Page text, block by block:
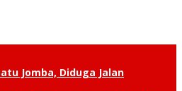
Jomba, Diduga Jalan